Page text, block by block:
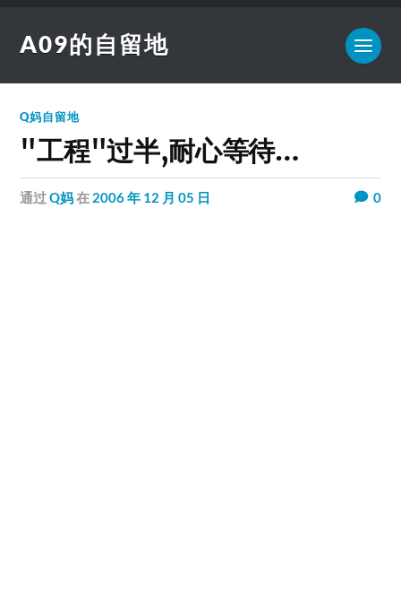
A09的自留地
Q妈自留地
"工程"过半,耐心等待…
通过Q妈在 2006 年 12 月 05 日 0